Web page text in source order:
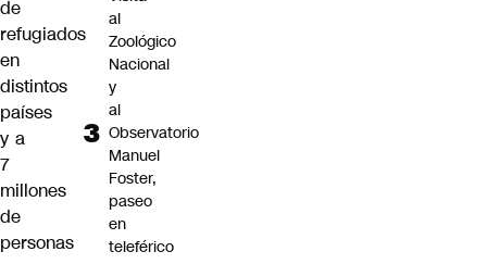
de
refugiados
en
distintos
países
y a
7
millones
de
personas
al
Zoológico
Nacional
y
al
Observatorio
Manuel
Foster,
paseo
en
teleférico